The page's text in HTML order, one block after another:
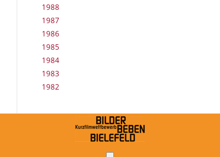
1988
1987
1986
1985
1984
1983
1982